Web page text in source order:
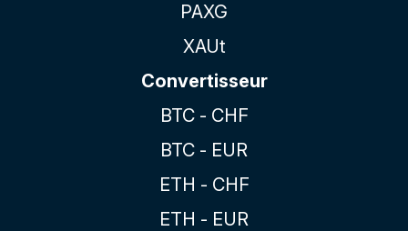
PAXG
XAUt
Convertisseur
BTC - CHF
BTC - EUR
ETH - CHF
ETH - EUR